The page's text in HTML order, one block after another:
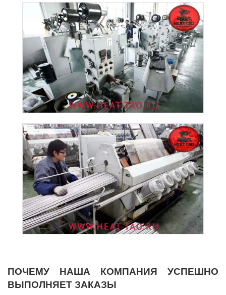
ПОЧЕМУ НАША КОМПАНИЯ УСПЕШНО
ВЫПОЛНЯЕТ ЗАКАЗЫ